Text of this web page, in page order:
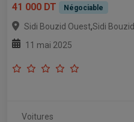
41 000 DT
Négociable
Sidi Bouzid Ouest,Sidi Bouzid
11 mai 2025
Voitures